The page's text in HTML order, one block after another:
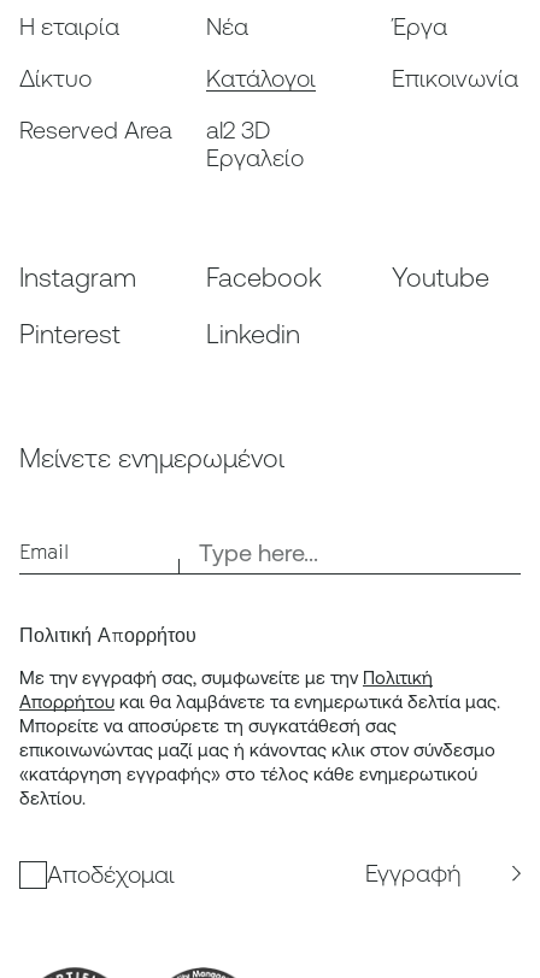
Η εταιρία
Nέα
Έργα
Δίκτυο
Κατάλογοι
Επικοινωνία
Reserved Area
al2 3D
Εργαλείο
Instagram Facebook
Youtube
Pinterest
Linkedin
Μείνετε ενημερωμένοι
Email
Πολιτική Απορρήτου
Με την εγγραφή σας, συμφωνείτε με την Πολιτική
Απορρήτου και θα λαμβάνετε τα ενημερωτικά δελτία μας.
Μπορείτε να αποσύρετε τη συγκατάθεσή σας
επικοινωνώντας μαζί μας ή κάνοντας κλικ στον σύνδεσμο
«κατάργηση εγγραφής» στο τέλος κάθε ενημερωτικού
δελτίου.
Αποδέχομαι Εγγραφή